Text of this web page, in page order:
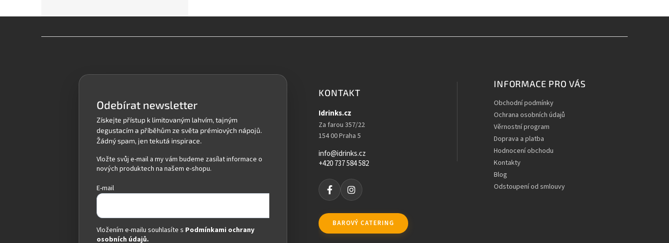
Odebírat newsletter
Vložte svůj e-mail a my vám budeme zasílat informace o
nových produktech na našem e-shopu.
E-mail
Vložením e-mailu souhlasíte s Podmínkami ochrany
osobních údajů.
KONTAKT
Idrinks.cz
Za farou 357/22
154 00 Praha 5
info@idrinks.cz
+420 737 584 582
BAROVÝ CATERING
INFORMACE PRO VÁS
Obchodní podmínky
Ochrana osobních údajů
Věrnostní program
Doprava a platba
Hodnocení obchodu
Kontakty
Blog
Odstoupení od smlouvy